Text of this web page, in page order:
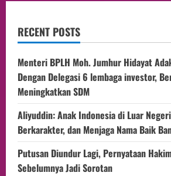
RECENT POSTS
Menteri BPLH Moh. Jumhur Hidayat
Dengan Delegasi 6 lembaga investor,
Meningkatkan SDM
Aliyuddin: Anak Indonesia di Luar
Berkarakter, dan Menjaga Nama Baik
Putusan Diundur Lagi, Pernyataan
Sebelumnya Jadi Sorotan